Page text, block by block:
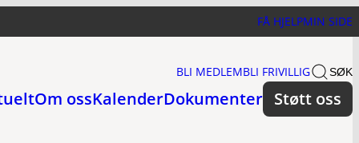
FÅ HJELPMIN SIDE
BLI MEDLEMBLI FRIVILLIG SØK
Om ossKalenderDokumenter Støtt oss